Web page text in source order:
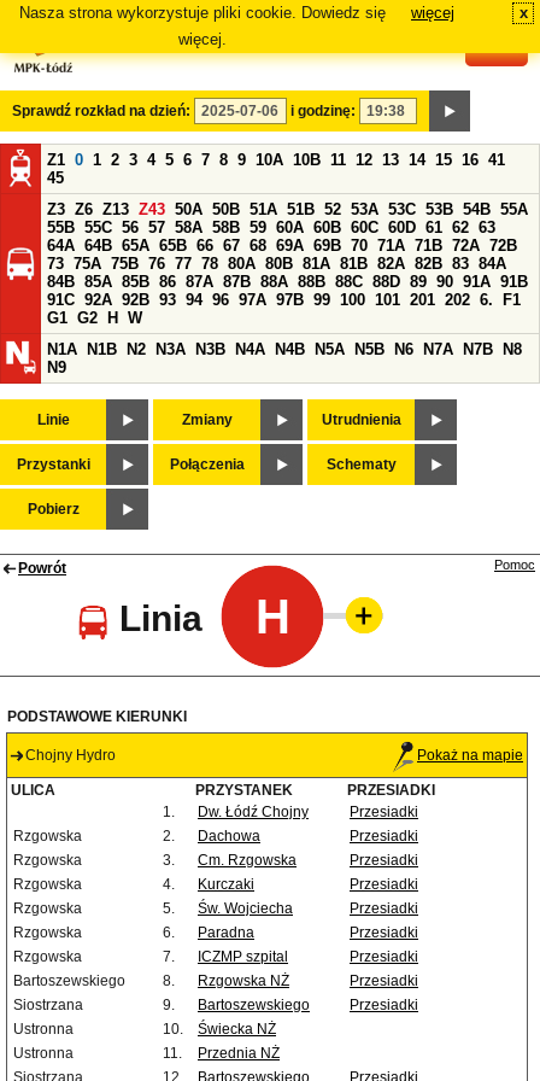
Nasza strona wykorzystuje pliki cookie. Dowiedz się
więcej.
więcej x
Sprawdź rozkład na dzień: i godzinę:
Z1 0 1 2 3 4 5 6 7 8 9 10A 10B 11 12 13 14 15 16 41
45
Z3 Z6 Z13 Z43 50A 50B 51A 51B 52 53A 53C 53B 54B 55A
55B 55C 56 57 58A 58B 59 60A 60B 60C 60D 61 62 63
64A 64B 65A 65B 66 67 68 69A 69B 70 71A 71B 72A 72B
73 75A 75B 76 77 78 80A 80B 81A 81B 82A 82B 83 84A
84B 85A 85B 86 87A 87B 88A 88B 88C 88D 89 90 91A 91B
91C 92A 92B 93 94 96 97A 97B 99 100 101 201 202 6.
F1
G1 G2 H
W
N1A
N1B N2 N3A N3B N4A N4B N5A N5B N6 N7A N7B
N8
N9
Linie Zmiany Utrudnienia
Przystanki Połączenia Schematy
Pobierz
Powrót
Linia H
Pomoc
PODSTAWOWE KIERUNKI
Chojny Hydro Pokaż na mapie
ULICA PRZYSTANEK
PRZESIADKI
1.
Dw. Łódź Chojny
Przesiadki
Rzgowska
2. Dachowa
Przesiadki
Rzgowska
3. Cm. Rzgowska
Przesiadki
Rzgowska
4. Kurczaki
Przesiadki
Rzgowska
5. Św. Wojciecha
Przesiadki
Rzgowska
6. Paradna
Przesiadki
Rzgowska
7. ICZMP szpital
Przesiadki
Bartoszewskiego
8. Rzgowska NŻ
Przesiadki
Siostrzana
9. Bartoszewskiego
Przesiadki
Ustronna
10.
Świecka NŻ
Ustronna
11.
Przednia NŻ
Siostrzana
12. Bartoszewskiego Przesiadki